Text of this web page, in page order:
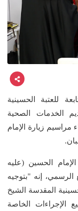
للعتبة الحسينية
الخدمات الصحية
مراسيم زيارة الإمام
الحسين (عليه
إنه "بتوجيه
المقدسة الشيخ
الإجراءات الخاصة